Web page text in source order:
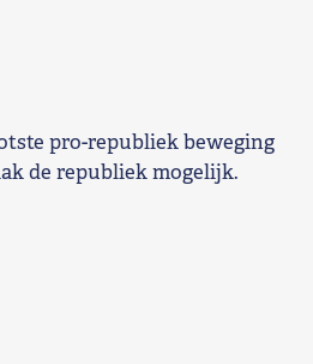
pro-republiek beweging
de republiek mogelijk.